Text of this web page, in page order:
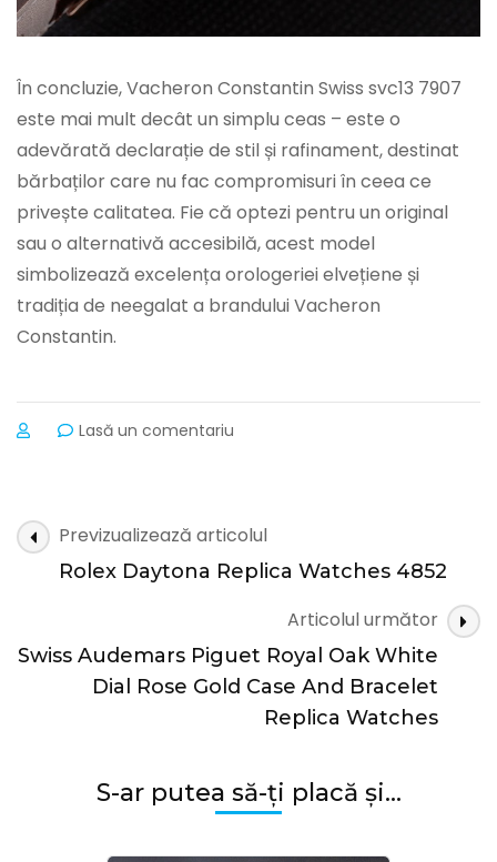
În concluzie, Vacheron Constantin Swiss svc13 7907
este mai mult decât un simplu ceas – este o
adevărată declarație de stil și rafinament, destinat
bărbaților care nu fac compromisuri în ceea ce
privește calitatea. Fie că optezi pentru un original
sau o alternativă accesibilă, acest model
simbolizează excelența orologeriei elvețiene și
tradiția de neegalat a brandului Vacheron
Constantin.
Lasă un comentariu
7907
Navigare
în
Previzualizează articolul
Rolex Daytona Replica Watches 4852
Articolul următor
Swiss Audemars Piguet Royal Oak White
Dial Rose Gold Case And Bracelet
Replica Watches
S-ar putea să-ți placă și...